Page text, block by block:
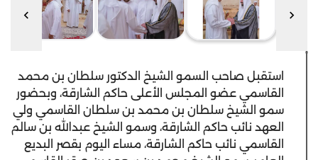
استقبل صاحب السمو الشيخ الدكتور سلطان بن محمد
القاسمي عضو المجلس الأعلى حاكم الشارقة، وبحضور
سمو الشيخ سلطان بن محمد بن سلطان القاسمي ولي
العهد نائب حاكم الشارقة، وسمو الشيخ عبدالله بن سالم
القاسمي نائب حاكم الشارقة، مساء اليوم بقصر البديع